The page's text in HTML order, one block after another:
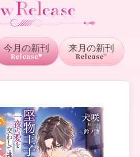
オーバーラップノベルスf
コミックガルド
今月の新刊 来月の新刊